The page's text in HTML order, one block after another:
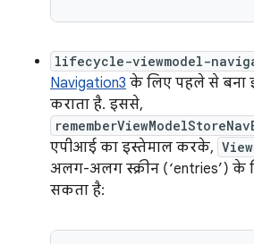
lifecycle-viewmodel-
Navigation3 के लिए पहले से बना
कराता है. इससे,
एपीआई का इस्तेमाल करके,
अलग-अलग स्क्रीन (‘entries’) के
सकता है: